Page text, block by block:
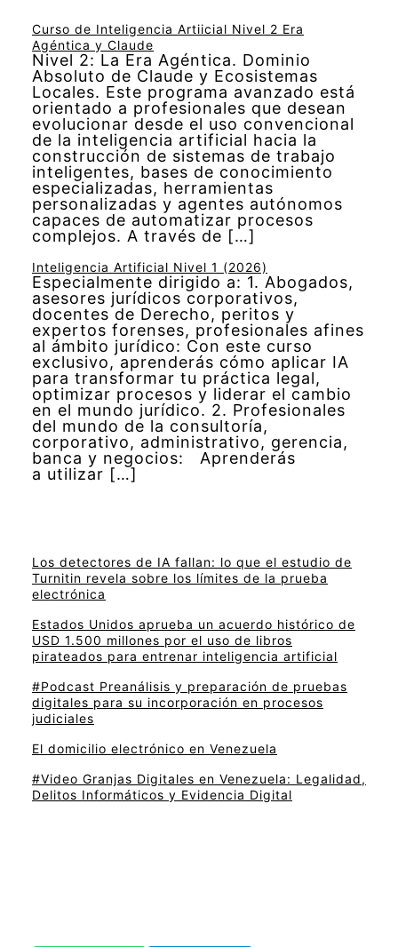
Curso de Inteligencia Artiicial Nivel 2 Era
Agéntica y Claude
Nivel 2: La Era Agéntica. Dominio
Absoluto de Claude y Ecosistemas
Locales. Este programa avanzado está
orientado a profesionales que desean
evolucionar desde el uso convencional
de la inteligencia artificial hacia la
construcción de sistemas de trabajo
inteligentes, bases de conocimiento
especializadas, herramientas
personalizadas y agentes autónomos
capaces de automatizar procesos
complejos. A través de […]
Inteligencia Artificial Nivel 1 (2026)
Especialmente dirigido a: 1. Abogados,
asesores jurídicos corporativos,
docentes de Derecho, peritos y
expertos forenses, profesionales afines
al ámbito jurídico: Con este curso
exclusivo, aprenderás cómo aplicar IA
para transformar tu práctica legal,
optimizar procesos y liderar el cambio
en el mundo jurídico. 2. Profesionales
del mundo de la consultoría,
corporativo, administrativo, gerencia,
banca y negocios: Aprenderás
a utilizar […]
Los detectores de IA fallan: lo que el estudio de
Turnitin revela sobre los límites de la prueba
electrónica
Estados Unidos aprueba un acuerdo histórico de
USD 1.500 millones por el uso de libros
pirateados para entrenar inteligencia artificial
#Podcast Preanálisis y preparación de pruebas
digitales para su incorporación en procesos
judiciales
El domicilio electrónico en Venezuela
#Video Granjas Digitales en Venezuela: Legalidad,
Delitos Informáticos y Evidencia Digital